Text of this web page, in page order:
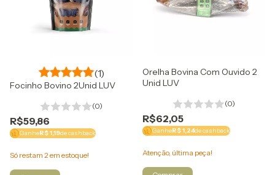
(1)
Focinho Bovino 2Unid LUV
(0)
R$59,86
GanheR$ 1,19de cashback
Só restam 2em estoque!
Orelha Bovina Com Ouvido 2
Unid LUV
(0)
R$62,05
GanheR$ 1,24de cashback
Atenção, última peça!